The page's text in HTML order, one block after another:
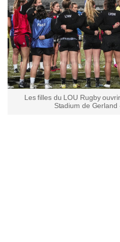
Les filles du LOU Rugby
Stadium de Gerland